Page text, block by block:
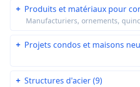
+ Produits et matériaux pour
Manufacturiers, ornements,
+ Projets condos et maisons
+ Structures d'acier (9)